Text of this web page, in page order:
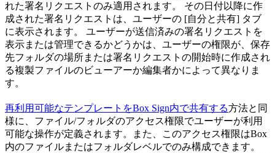
れた署名リクエストのみ適用されます。 その日付以降に作
成された署名リクエストは、ユーザーの [自分と共有] タブ
に表示されます。 ユーザーが送信済みの署名リクエストを
表示または管理できるかどうかは、ユーザーの権限が、保存
先フォルダの場所または署名リクエストの開始時に作成され
る複製ファイルのビューアーか編集者かによって異なりま
す。
再利用可能なテンプレートをBox Sign内で共有する方法と同
様に、ファイル/フォルダのアクセス権限でユーザーが利用
可能な操作が定義されます。また、このアクセス権限はBox
内のファイルまたはフォルダレベルでのみ構成できます。